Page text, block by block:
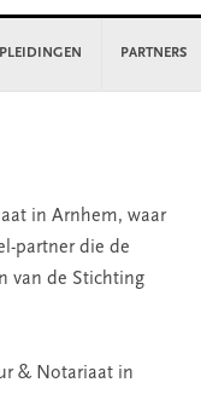
PARTNERS
in Arnhem, waar
partner die de
van de Stichting
& Notariaat in